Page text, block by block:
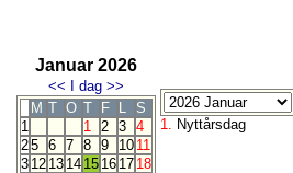
Januar 2026
<< I dag >>
M T O T F L
S
1
1 2 3 4
25 6 7 8 9 10 11
3 12 13 14 15 16 17 18
1. Nyttårsdag